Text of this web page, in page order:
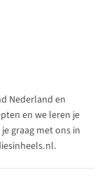
Nederland en
en we leren je
graag met ons in